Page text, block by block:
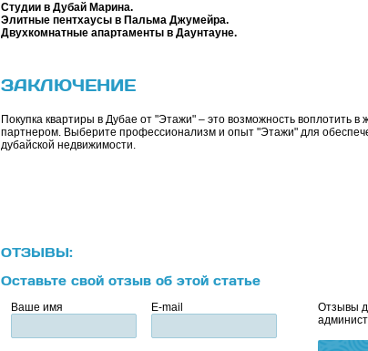
Студии в Дубай Марина.
Элитные пентхаусы в Пальма Джумейра.
Двухкомнатные апартаменты в Даунтауне.
ЗАКЛЮЧЕНИЕ
Покупка квартиры в Дубае от "Этажи" – это возможность воплотить
партнером. Выберите профессионализм и опыт "Этажи" для
дубайской недвижимости.
ОТЗЫВЫ:
Оставьте свой отзыв об этой статье
Ваше имя E-mail
Отзывы